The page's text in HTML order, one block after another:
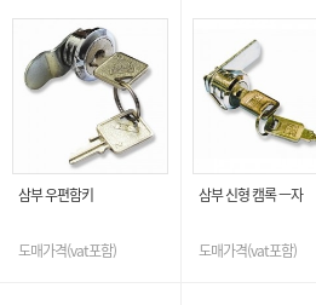
삼부 우편함키
도매가격(vat포함)
삼부 신형 캠록 ㅡ자
도매가격(vat포함)